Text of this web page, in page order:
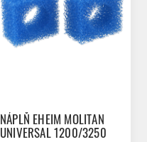
NÁPLŇ EHEIM MOLITAN
UNIVERSAL 1200/3250